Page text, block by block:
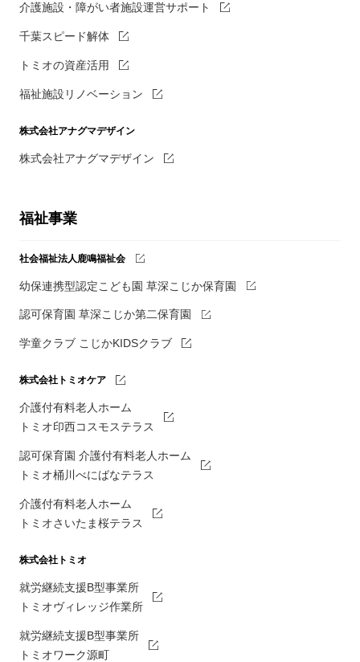
介護施設・障がい者施設運営サポート
千葉スピード解体
トミオの資産活用
福祉施設リノベーション
株式会社アナグマデザイン
株式会社アナグマデザイン
福祉事業
社会福祉法人鹿鳴福祉会
幼保連携型認定こども園 草深こじか保育園
認可保育園 草深こじか第二保育園
学童クラブ こじかKIDSクラブ
株式会社トミオケア
介護付有料老人ホーム
トミオ印西コスモステラス
認可保育園 介護付有料老人ホーム
トミオ桶川べにばなテラス
介護付有料老人ホーム
トミオさいたま桜テラス
株式会社トミオ
就労継続支援B型事業所
トミオヴィレッジ作業所
就労継続支援B型事業所
トミオワーク源町